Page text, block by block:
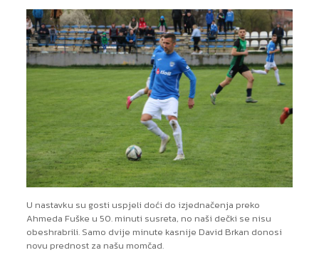
U nastavku su gosti uspjeli doći do izjednačenja preko
Ahmeda Fuške u 50. minuti susreta, no naši dečki se nisu
obeshrabrili. Samo dvije minute kasnije David Brkan donosi
novu prednost za našu momčad.